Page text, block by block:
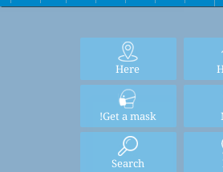
Here
Get a mask!
Search